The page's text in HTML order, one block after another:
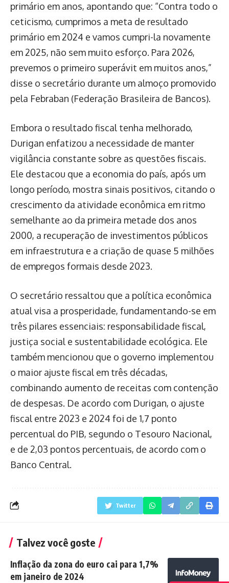
primário em anos, apontando que: “Contra todo o
ceticismo, cumprimos a meta de resultado
primário em 2024 e vamos cumpri-la novamente
em 2025, não sem muito esforço. Para 2026,
prevemos o primeiro superávit em muitos anos,”
disse o secretário durante um almoço promovido
pela Febraban (Federação Brasileira de Bancos).
Embora o resultado fiscal tenha melhorado,
Durigan enfatizou a necessidade de manter
vigilância constante sobre as questões fiscais.
Ele destacou que a economia do país, após um
longo período, mostra sinais positivos, citando o
crescimento da atividade econômica em ritmo
semelhante ao da primeira metade dos anos
2000, a recuperação de investimentos públicos
em infraestrutura e a criação de quase 5 milhões
de empregos formais desde 2023.
O secretário ressaltou que a política econômica
atual visa a prosperidade, fundamentando-se em
três pilares essenciais: responsabilidade fiscal,
justiça social e sustentabilidade ecológica. Ele
também mencionou que o governo implementou
o maior ajuste fiscal em três décadas,
combinando aumento de receitas com contenção
de despesas. De acordo com Durigan, o ajuste
fiscal entre 2023 e 2024 foi de 1,7 ponto
percentual do PIB, segundo o Tesouro Nacional,
e de 2,03 pontos percentuais, de acordo com o
Banco Central.
Twitter
Talvez você goste
Inflação da zona do euro cai para 1,7%
em janeiro de 2024